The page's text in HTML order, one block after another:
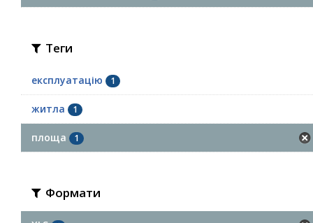
Теги
експлуатацію 1
житла 1
площа 1
Формати